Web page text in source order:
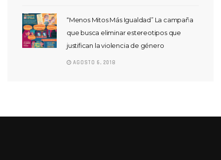
“Menos Mitos Más Igualdad” La campaña
que busca eliminar estereotipos que
justifican la violencia de género
AGOSTO 6, 2018